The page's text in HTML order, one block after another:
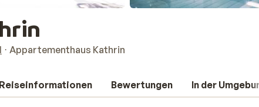
Appartementhaus Kathrin
Reiseinformationen Bewertungen In der